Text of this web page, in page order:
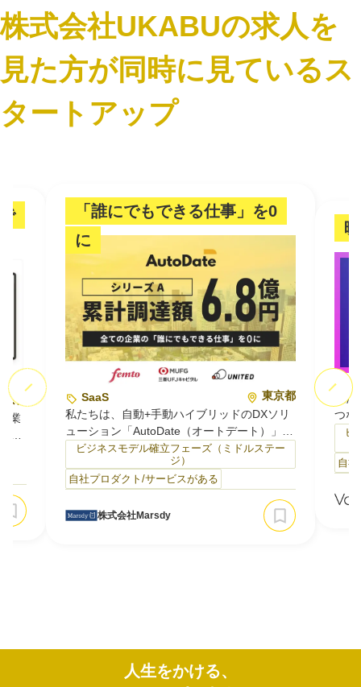
株式会社UKABUの求人を
見た方が同時に見ているス
タートアップ
京都
業
だ
異
要
「誰にでもできる仕事」を0
に
SaaS
東京都
私たちは、自動+手動ハイブリッドのDXソリ
ューション「AutoDate（オートデート）」を
開発・運用しています。
AutoDateは、エクセル等での日々の数値管
理・更新業務を自動化する法人向けサービス
です。RPAやAI、OCRなどの複数技術を業務
ごとに最適に組み合わせ、自動化しきれない
部分は人の手で補うことで、痒い所に手が届
ビジネスモデル確立フェーズ（ミドルステー
ジ）
自社プロダクト/サービスがある
株式会社Marsdy
私
つな
業
に
制作
ビ
自
人生をかける、